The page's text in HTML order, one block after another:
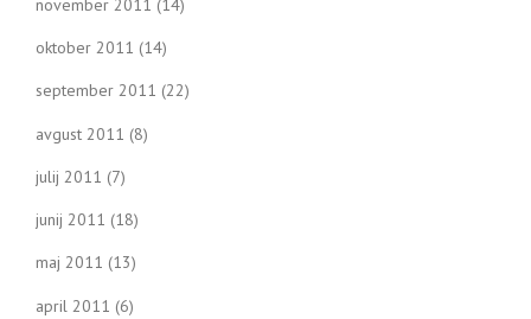
oktober 2011 (14)
september 2011 (22)
avgust 2011 (8)
julij 2011 (7)
junij 2011 (18)
maj 2011 (13)
april 2011 (6)